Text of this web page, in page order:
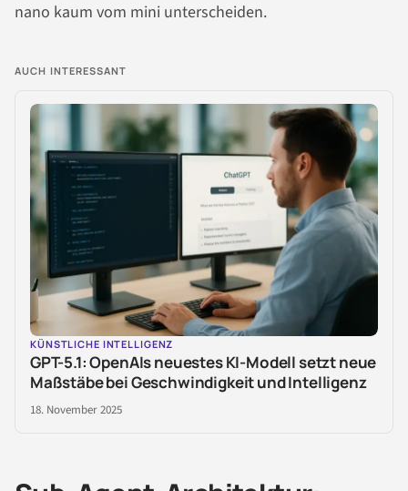
nano kaum vom mini unterscheiden.
AUCH INTERESSANT
KÜNSTLICHE INTELLIGENZ
GPT-5.1: OpenAIs neuestes KI-Modell setzt neue
Maßstäbe bei Geschwindigkeit und Intelligenz
18. November 2025